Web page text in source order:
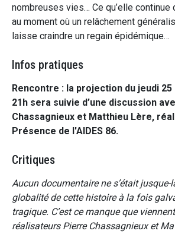
nombreuses vies… Ce qu’elle continue
au moment où un relâchement
laisse craindre un regain épidémique…
Infos pratiques
Rencontre : la projection du jeudi
21h sera suivie d’une discussion
Chassagnieux et Matthieu Lère,
Présence de l'AIDES 86.
Critiques
Aucun documentaire ne s’était jusque-
globalité de cette histoire à la fois
tragique. C’est ce manque que
réalisateurs Pierre Chassagnieux et